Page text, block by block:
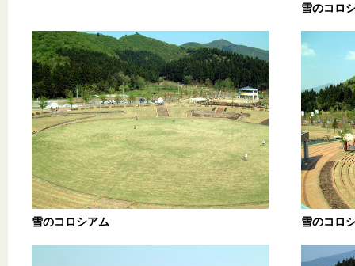
雪のコロ
雪のコロシアム 雪のコロ